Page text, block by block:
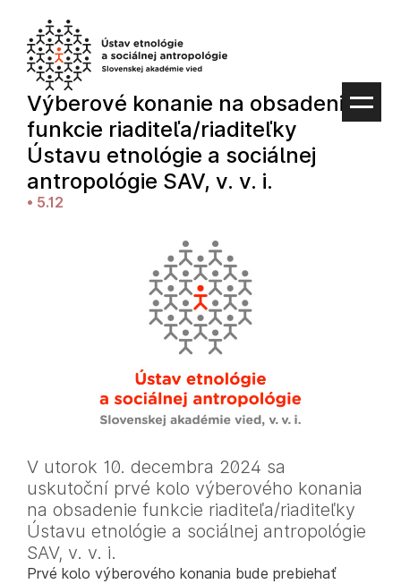
obsah
Výberové konanie na obsadenie
funkcie riaditeľa/riaditeľky
Ústavu etnológie a sociálnej
antropológie SAV, v. v. i.
• 5.12
V utorok 10. decembra 2024 sa
uskutoční prvé kolo výberového konania
na obsadenie funkcie riaditeľa/riaditeľky
Ústavu etnológie a sociálnej antropológie
SAV, v. v. i.
Prvé kolo výberového konania bude prebiehať